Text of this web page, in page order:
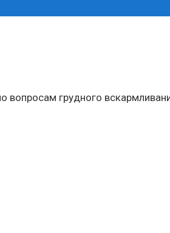
вопросам грудного